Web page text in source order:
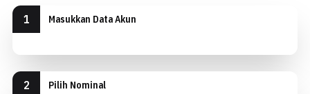
1 Masukkan Data Akun
2 Pilih Nominal